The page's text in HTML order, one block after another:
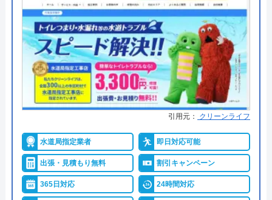
ハウスラボホームの基本情報
運営会社 株式会社ハウスラボ
代表者 勝島崇裕
創業・設立 2024年11月設立
所在地
〒113-0033
対応エリア 全国33拠点
対応エリア詳
細
富山市のトイレ水漏れ・つまり修理に
駆けつけ対応｜水道局指定業者ハウス
●累計実績
お問い合わせ件数約200,000件、ご
訪問件数約120,000件
●保証・保険 安心補償1～5年の補償
詳細は公式HPでご確認ください
水道1番館がおすすめの理由
水道1番館は全国の水道トラブルに対応している業
者で、全国各所の最寄りの営業所から最短30分で現
場まで駆け付けてくれます。
引用元： クリーンライフ
水道局指定業者 即日対応可能
出張・見積もり無料 割引キャンペーン
365日対応 24時間対応